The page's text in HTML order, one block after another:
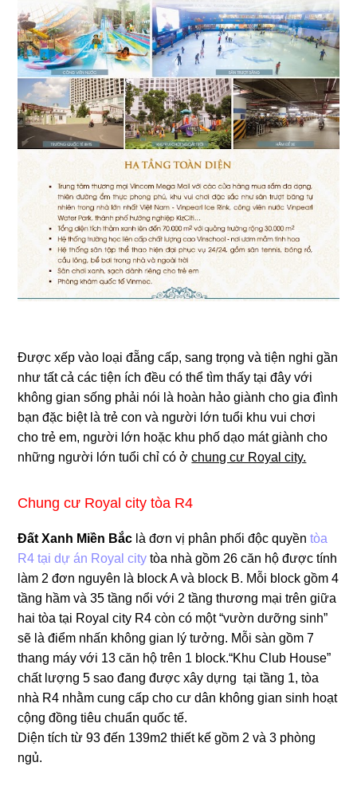
Được xếp vào loại đẵng cấp, sang trọng và tiện nghi gần
như tất cả các tiện ích đều có thể tìm thấy tại đây với
không gian sống phải nói là hoàn hảo giành cho gia đình
bạn đặc biệt là trẻ con và người lớn tuổi khu vui chơi
cho trẻ em, người lớn hoặc khu phố dạo mát giành cho
những người lớn tuổi chỉ có ởchung cư Royal city.
Chung cư Royal city tòa R4
Đất Xanh Miền Bắc là đơn vị phân phối độc quyềntòa
R4 tại dự án Royal city tòa nhà gồm 26 căn hộ được tính
làm 2 đơn nguyên là block A và block B. Mỗi block gồm 4
tầng hầm và 35 tầng nổi với 2 tầng thương mại trên giữa
hai tòa tại Royal city R4 còn có một “vườn dưỡng sinh”
sẽ là điểm nhấn không gian lý tưởng. Mỗi sàn gồm 7
thang máy với 13 căn hộ trên 1 block.“Khu Club House”
chất lượng 5 sao đang được xây dựng tại tầng 1, tòa
nhà R4 nhằm cung cấp cho cư dân không gian sinh hoạt
cộng đồng tiêu chuẩn quốc tế.
Diện tích từ 93 đến 139m2 thiết kế gồm 2 và 3 phòng
ngủ.